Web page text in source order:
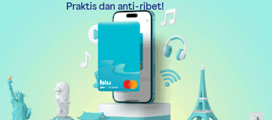
Praktis dan anti-ribet!